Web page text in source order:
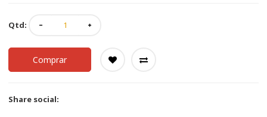
Qtd:
Comprar
Share social: